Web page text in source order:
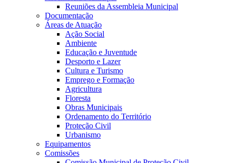
Reuniões da Assembleia Municipal
Documentação
Áreas de Atuação
Ação Social
Ambiente
Educação e Juventude
Desporto e Lazer
Cultura e Turismo
Emprego e Formação
Agricultura
Floresta
Obras Municipais
Ordenamento do Território
Proteção Civil
Urbanismo
Equipamentos
Comissões